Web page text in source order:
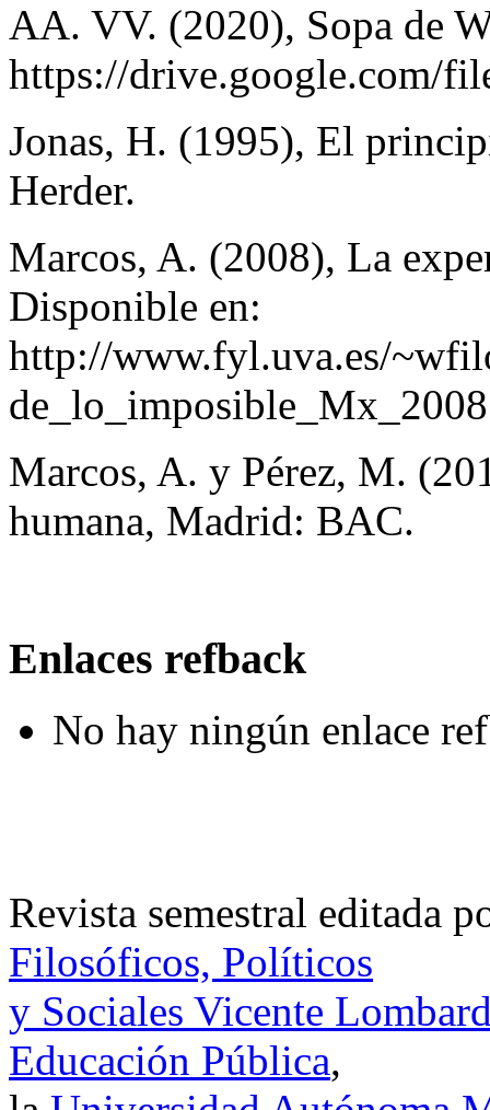
AA. VV. (2020), Sopa de
https://drive.google.com/
Jonas, H. (1995), El
Herder.
Marcos, A. (2008), La
Disponible en:
http://www.fyl.uva.es/
Marcos, A. y Pérez, M.
humana, Madrid: BAC.
Enlaces refback
No hay ningún enlace
Revista semestral editada
Filosóficos, Políticos
y Sociales Vicente
Educación Pública,